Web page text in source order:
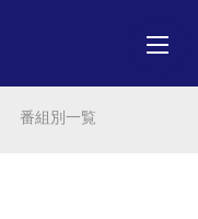
番組別一覧